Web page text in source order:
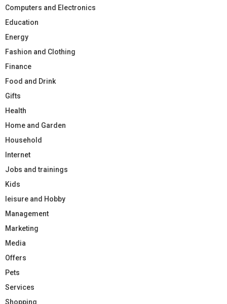
Computers and Electronics
Education
Energy
Fashion and Clothing
Finance
Food and Drink
Gifts
Health
Home and Garden
Household
Internet
Jobs and trainings
Kids
leisure and Hobby
Management
Marketing
Media
Offers
Pets
Services
Shopping